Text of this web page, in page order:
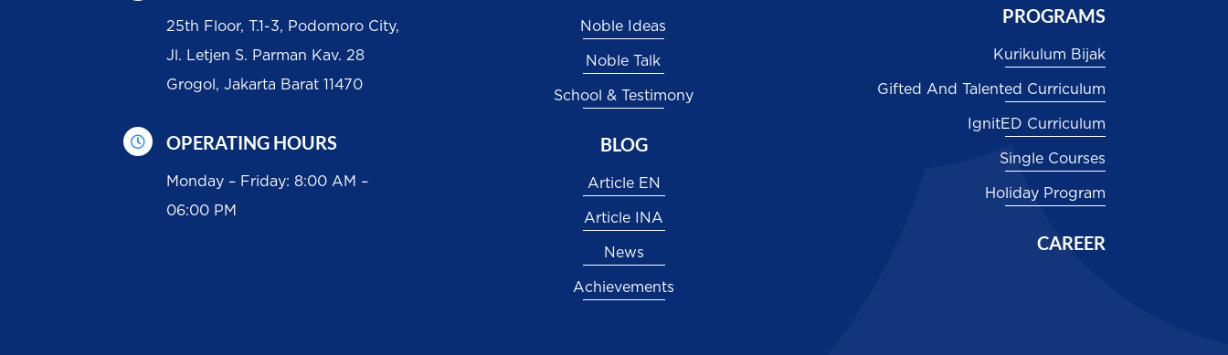
25th Floor, T.1-3, Podomoro City,
Jl. Letjen S. Parman Kav. 28
Grogol, Jakarta Barat 11470
 OPERATING HOURS
Monday – Friday: 8:00 AM –
06:00 PM
Noble Ideas
Noble Talk
School & Testimony
BLOG
Article EN
Article INA
News
Achievements
PROGRAMS
Kurikulum Bijak
Gifted And Talented Curriculum
IgnitED Curriculum
Single Courses
Holiday Program
CAREER